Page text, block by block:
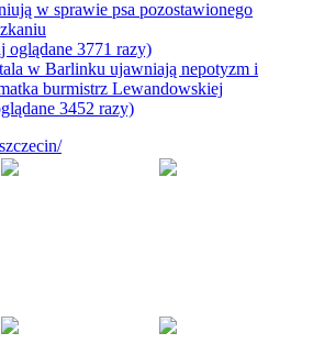
w sprawie psa pozostawionego
oglądane 3771 razy)
w Barlinku ujawniają nepotyzm i
burmistrz Lewandowskiej
3452 razy)